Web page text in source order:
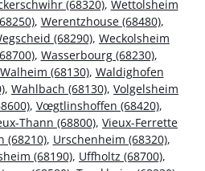
(68320), Wettolsheim
, Werentzhouse (68480),
(68290), Weckolsheim
, Wasserbourg (68230),
Walheim (68130), Waldighofen
, Wahlbach (68130), Volgelsheim
, Vœgtlinshoffen (68420),
Thann (68800), Vieux-Ferrette
(68210), Urschenheim (68320),
(68190), Uffholtz (68700),